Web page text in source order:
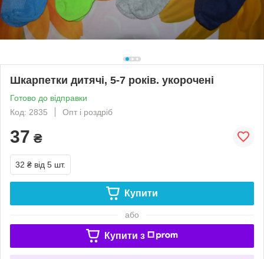
Шкарпетки дитячі, 5-7 років. укорочені
Готово до відправки
Код: 2835
Опт і роздріб
37 ₴
32 ₴ від 5 шт.
Купити
або
Купити з